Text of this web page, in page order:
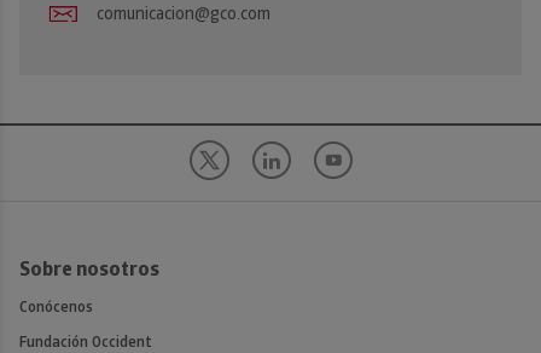
comunicacion@gco.com
Sobre nosotros
Conócenos
Fundación Occident